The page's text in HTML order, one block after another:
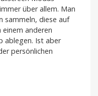
über allem. Man
sammeln, diese auf
einem anderen
ablegen. Ist aber
persönlichen